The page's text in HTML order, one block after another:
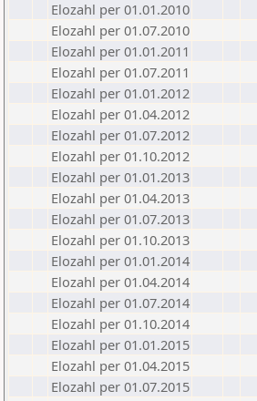
Elozahl per 01.01.2010
Elozahl per 01.07.2010
Elozahl per 01.01.2011
Elozahl per 01.07.2011
Elozahl per 01.01.2012
Elozahl per 01.04.2012
Elozahl per 01.07.2012
Elozahl per 01.10.2012
Elozahl per 01.01.2013
Elozahl per 01.04.2013
Elozahl per 01.07.2013
Elozahl per 01.10.2013
Elozahl per 01.01.2014
Elozahl per 01.04.2014
Elozahl per 01.07.2014
Elozahl per 01.10.2014
Elozahl per 01.01.2015
Elozahl per 01.04.2015
Elozahl per 01.07.2015